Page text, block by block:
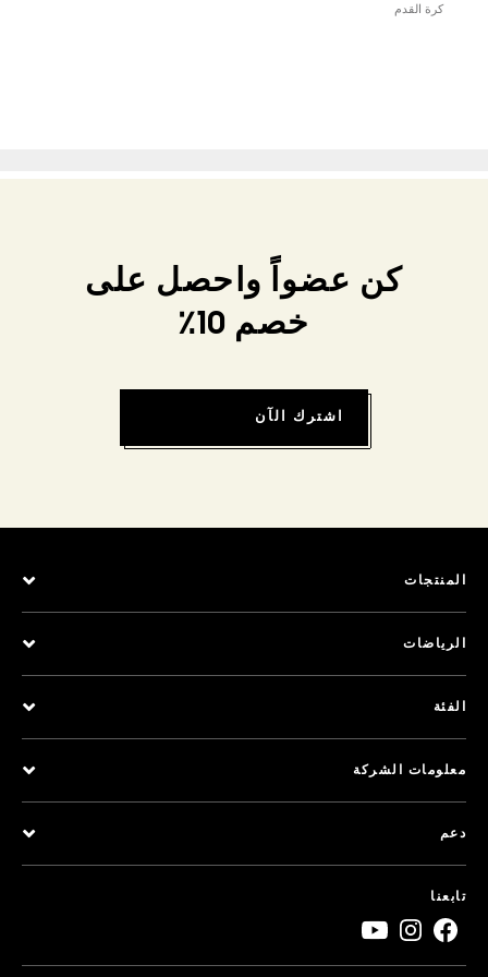
كرة القدم
كن عضواً واحصل على
خصم 10٪
اشترك الآن
المنتجات
الرياضات
الفئة
معلومات الشركة
دعم
تابعنا